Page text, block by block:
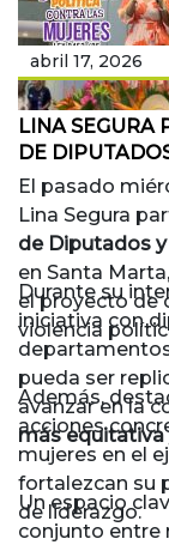
abril 17, 2026
LINA SEGURA
DE
VIOLENCIA
El pasado
Lina Segura
de Diputados
en Santa
el proyecto de
violencia
Durante su
iniciativa con
pueda ser
avanzar en la
más equitativa
Además,
acciones
mujeres en el
fortalezcan su
de liderazgo.
Un espacio
conjunto entre